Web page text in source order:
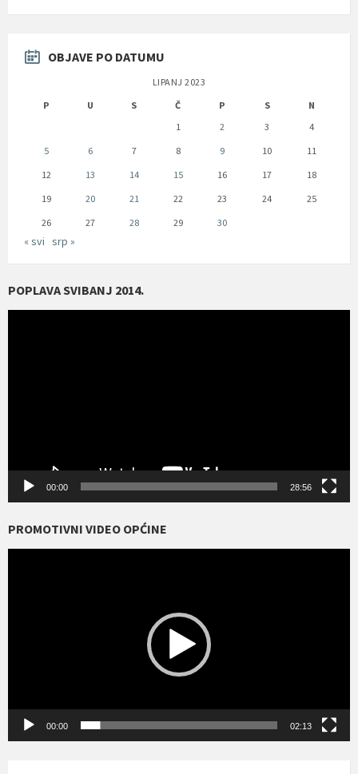
OBJAVE PO DATUMU
LIPANJ 2023
P
U S Č P S
N
1
2 3
4
5
6 7 8 9 10
11
12
13 14 15 16 17
18
19
20 21 22 23 24
25
26
27 28 29 30
« svi srp »
POPLAVA SVIBANJ 2014.
00:00 28:56
PROMOTIVNI VIDEO OPĆINE
00:00 02:13